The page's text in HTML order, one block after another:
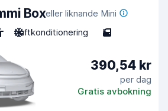
Boxeller liknande Mini
Luftkonditionering 5
390,54 kr
per dag
Gratis avbokning